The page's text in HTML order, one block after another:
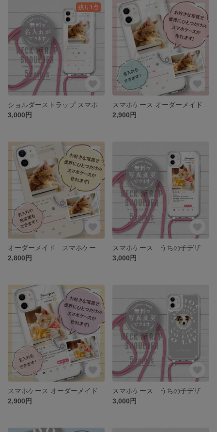
残り1点
3,000円
2,900円
2,800円
3,000円
2,900円
3,000円